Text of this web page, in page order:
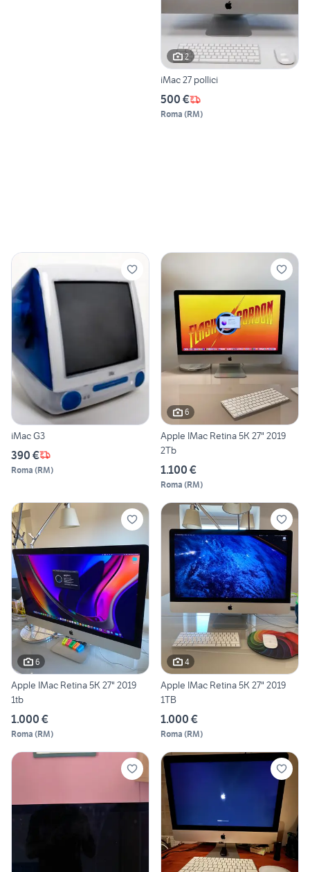
2
iMac 27 pollici
500 €
Roma (RM)
iMac G3
390 €
Roma (RM)
6
Apple IMac Retina 5K 27" 2019
2Tb
1.100 €
Roma (RM)
6
Apple IMac Retina 5K 27" 2019
1tb
1.000 €
Roma (RM)
4
Apple IMac Retina 5K 27" 2019
1TB
1.000 €
Roma (RM)